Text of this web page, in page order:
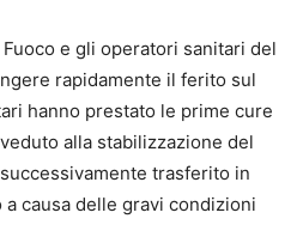
e gli operatori sanitari del
rapidamente il ferito sul
hanno prestato le prime cure
alla stabilizzazione del
trasferito in
causa delle gravi condizioni